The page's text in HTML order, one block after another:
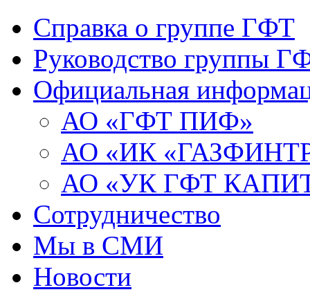
Справка о группе ГФТ
Руководство группы
Официальная
АО «ГФТ ПИФ»
АО «ИК
АО «УК ГФТ
Сотрудничество
Мы в СМИ
Новости